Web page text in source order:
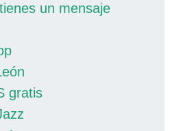
un mensaje
gratis